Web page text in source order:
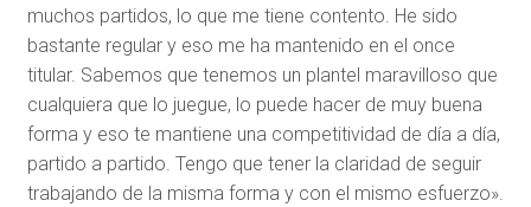
muchos partidos, lo que me tiene contento. He sido
bastante regular y eso me ha mantenido en el once
titular. Sabemos que tenemos un plantel maravilloso que
cualquiera que lo juegue, lo puede hacer de muy buena
forma y eso te mantiene una competitividad de día a día,
partido a partido. Tengo que tener la claridad de seguir
trabajando de la misma forma y con el mismo esfuerzo».